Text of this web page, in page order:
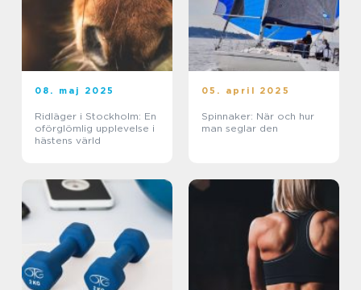
08. maj 2025
Ridläger i Stockholm: En
oförglömlig upplevelse i
hästens värld
05. april 2025
Spinnaker: När och hur
man seglar den